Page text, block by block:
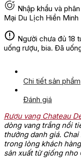
Nhập khẩu và
Mại Du Lịch Hiền Minh
Người chưa đủ 18
uống rượu, bia. Đã
Chi tiết sản phẩm
Đánh giá
Rượu vang Chateau
dòng vang trắng nổi
thưởng danh giá.
trong lòng khách
sản xuất từ giống nho